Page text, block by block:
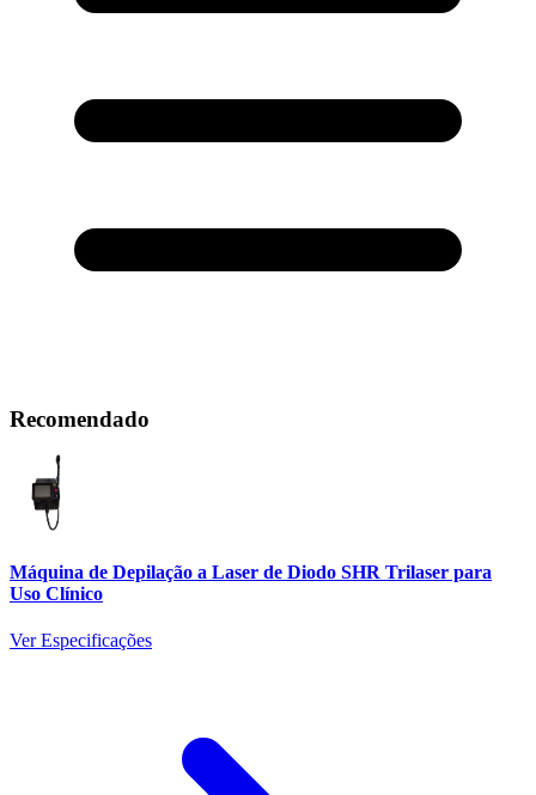
Recomendado
Máquina de Depilação a Laser de Diodo SHR Trilaser para
Uso Clínico
Ver Especificações